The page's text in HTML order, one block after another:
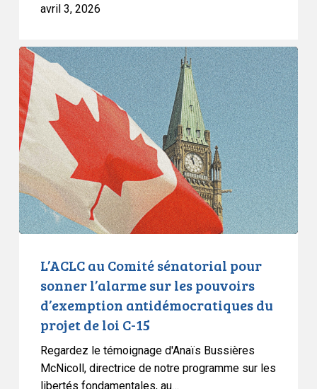
avril 3, 2026
L’ACLC
au
Comité
sénatorial
pour
sonner
l’alarme
sur
les
pouvoirs
d’exemption
projet
L’ACLC au Comité sénatorial pour
sonner l’alarme sur les pouvoirs
d’exemption antidémocratiques du
projet de loi C-15
Regardez le témoignage d'Anaïs Bussières
McNicoll, directrice de notre programme sur les
libertés fondamentales, au…